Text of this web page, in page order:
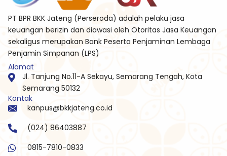
PT BPR BKK Jateng (Perseroda) adalah pelaku jasa
keuangan berizin dan diawasi oleh Otoritas Jasa Keuangan
sekaligus merupakan Bank Peserta Penjaminan Lembaga
Penjamin Simpanan (LPS)
Alamat
Jl. Tanjung No.11-A Sekayu, Semarang Tengah, Kota
Semarang 50132
Kontak
kanpus@bkkjateng.co.id
(024) 86403887
0815-7810-0833